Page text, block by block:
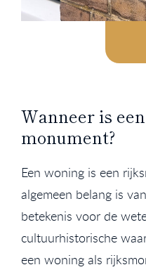
Wanneer is
monument?
Een woning is een
algemeen belang is
betekenis voor de
cultuurhistorische
een woning als